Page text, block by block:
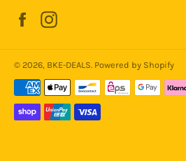
Facebook
© 2026, BKE-DEALS. Powered by Shopify
Zahlungsmethoden